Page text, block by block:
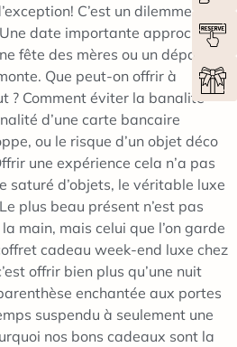
C’est un dilemme que
date importante approche –
fête des mères ou un départ en
Que peut-on offrir à
? Comment éviter la banalité
d’une carte bancaire
ou le risque d’un objet déco
une expérience cela n’a pas
saturé d’objets, le véritable luxe
plus beau présent n’est pas
main, mais celui que l’on garde
cadeau week-end luxe chez
offrir bien plus qu’une nuit
enchantée aux portes
suspendu à seulement une
nos bons cadeaux sont la